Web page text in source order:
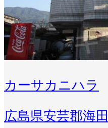
カーサカニハラ
広島県安芸郡海